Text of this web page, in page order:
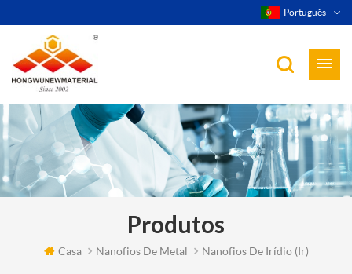
Português
Produtos
Casa Nanofios De Metal Nanofios De Irídio (ir)